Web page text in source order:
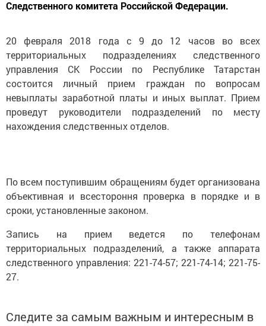
Следственного комитета Российской Федерации.
20 февраля 2018 года с 9 до 12 часов во всех
территориальных подразделениях следственного
управления СК России по Республике Татарстан
состоится личный прием граждан по вопросам
невыплаты заработной платы и иных выплат. Прием
проведут руководители подразделений по месту
нахождения следственных отделов.
По всем поступившим обращениям будет организована
объективная и всестороння проверка в порядке и в
сроки, установленные законом.
Запись на прием ведется по телефонам
территориальных подразделений, а также аппарата
следственного управления: 221-74-57; 221-74-14; 221-75-
27.
Следите за самым важным и интересным в